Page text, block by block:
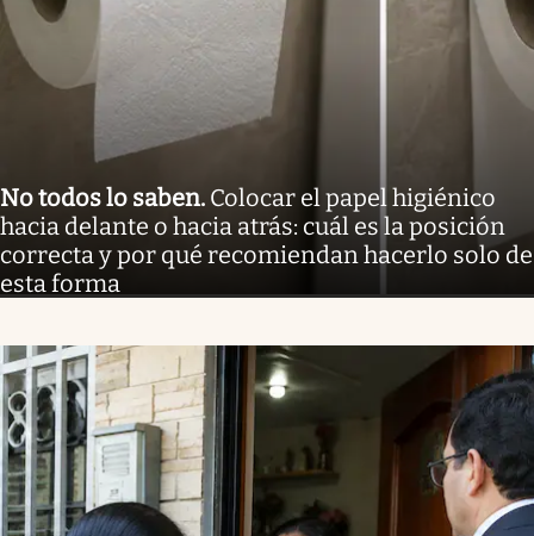
No todos lo saben. Colocar el papel higiénico
hacia delante o hacia atrás: cuál es la posición
correcta y por qué recomiendan hacerlo solo de
esta forma